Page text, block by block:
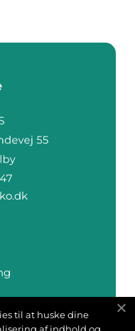
til at huske dine